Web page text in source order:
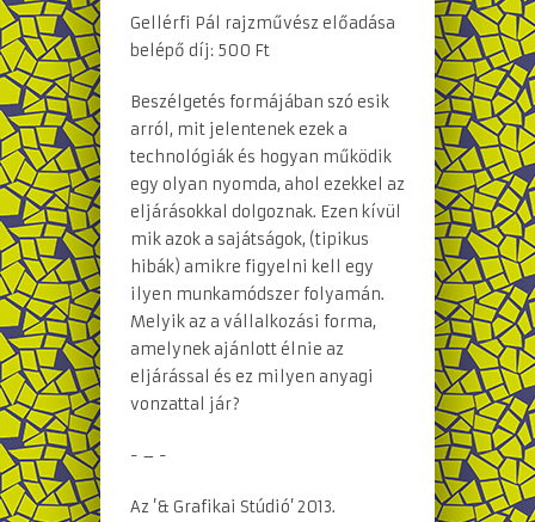
Gellérfi Pál rajzművész előadása
belépő díj: 500 Ft
Beszélgetés formájában szó esik
arról, mit jelentenek ezek a
technológiák és hogyan működik
egy olyan nyomda, ahol ezekkel az
eljárásokkal dolgoznak. Ezen kívül
mik azok a sajátságok, (tipikus
hibák) amikre figyelni kell egy
ilyen munkamódszer folyamán.
Melyik az a vállalkozási forma,
amelynek ajánlott élnie az
eljárással és ez milyen anyagi
vonzattal jár?
- – -
Az ’& Grafikai Stúdió’ 2013.